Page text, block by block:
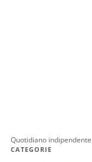
Quotidiano
CATEGORIE